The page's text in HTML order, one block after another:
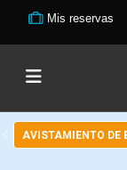
Mis reservas
AVISTAMIENTO DE